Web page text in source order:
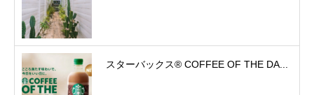
スターバックス® COFFEE OF THE DA...